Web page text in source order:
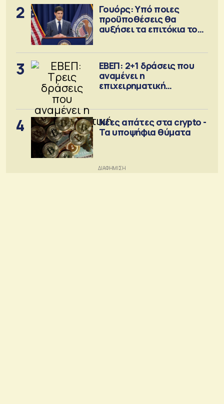
2
Γουόρς: Υπό ποιες
προϋποθέσεις θα
αυξήσει τα επιτόκια τον
3
ΕΒΕΠ: 2+1 δράσεις που
αναμένει η
επιχειρηματική
4
Νέες απάτες στα crypto -
Τα υποψήφια θύματα